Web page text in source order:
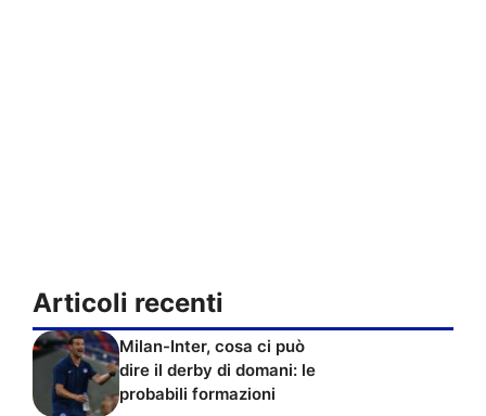
Articoli recenti
Milan-Inter, cosa ci può
dire il derby di domani: le
probabili formazioni